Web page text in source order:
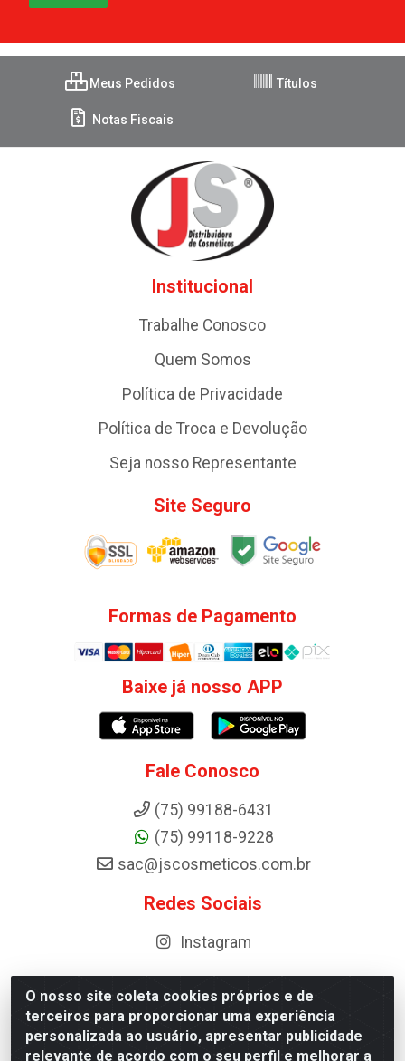
O nosso site coleta cookies próprios e de
terceiros para proporcionar uma experiência
personalizada ao usuário, apresentar publicidade
relevante de acordo com o seu perfil e melhorar a
Meus Pedidos Títulos
Notas Fiscais
Institucional
Trabalhe Conosco
Quem Somos
Política de Privacidade
Política de Troca e Devolução
Seja nosso Representante
Site Seguro
Formas de Pagamento
Baixe já nosso APP
Fale Conosco
(75) 99188-6431
(75) 99118-9228
sac@jscosmeticos.com.br
Redes Sociais
Instagram
Distribuidora de Cosméticos Antoneto LTDA - BA-052,
km 87 - Industrial, Ipirá - BA, 44600-000 - CNPJ
10.984.107/0001-75